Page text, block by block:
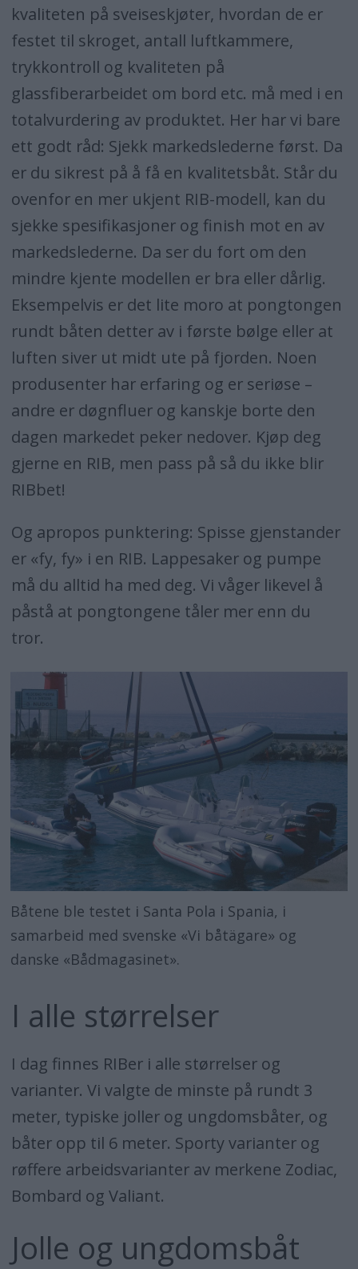
kvaliteten på sveiseskjøter, hvordan de er
festet til skroget, antall luftkammere,
trykkontroll og kvaliteten på
glassfiberarbeidet om bord etc. må med i en
totalvurdering av produktet. Her har vi bare
ett godt råd: Sjekk markedslederne først. Da
er du sikrest på å få en kvalitetsbåt. Står du
ovenfor en mer ukjent RIB-modell, kan du
sjekke spesifikasjoner og finish mot en av
markedslederne. Da ser du fort om den
mindre kjente modellen er bra eller dårlig.
Eksempelvis er det lite moro at pongtongen
rundt båten detter av i første bølge eller at
luften siver ut midt ute på fjorden. Noen
produsenter har erfaring og er seriøse –
andre er døgnfluer og kanskje borte den
dagen markedet peker nedover. Kjøp deg
gjerne en RIB, men pass på så du ikke blir
RIBbet!
Og apropos punktering: Spisse gjenstander
er «fy, fy» i en RIB. Lappesaker og pumpe
må du alltid ha med deg. Vi våger likevel å
påstå at pongtongene tåler mer enn du
tror.
Båtene ble testet i Santa Pola i Spania, i
samarbeid med svenske «Vi båtägare» og
danske «Bådmagasinet».
I alle størrelser
I dag finnes RIBer i alle størrelser og
varianter. Vi valgte de minste på rundt 3
meter, typiske joller og ungdomsbåter, og
båter opp til 6 meter. Sporty varianter og
røffere arbeidsvarianter av merkene Zodiac,
Bombard og Valiant.
Jolle og ungdomsbåt